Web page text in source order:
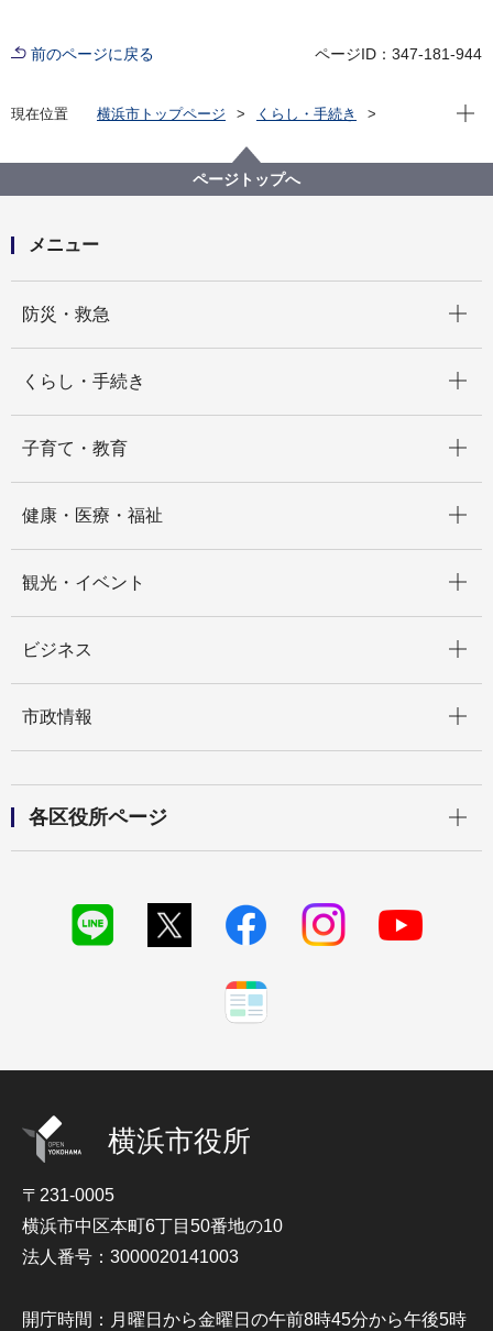
前のページに戻る ページID：347-181-944
現在位置 横浜市トップページ
くらし・手続き
旭区を知る
よみがえる昭和の街並み 旭区風景写真アーカイブ
2.上白根町
ひかりが丘団地(画像番号a010)
現在
ページトップへ
メニュー
防災・救急
くらし・手続き
子育て・教育
健康・医療・福祉
観光・イベント
ビジネス
市政情報
各区役所ページ
横浜市役所
〒231-0005
横浜市中区本町6丁目50番地の10
法人番号：3000020141003
開庁時間：月曜日から金曜日の午前8時45分から午後5時